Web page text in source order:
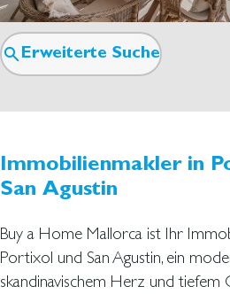
Erweiterte Suche
Immobilienmakler in
San Agustin
Buy a Home Mallorca ist Ihr
Portixol und San Agustin, ein
skandinavischem Herz und tiefem